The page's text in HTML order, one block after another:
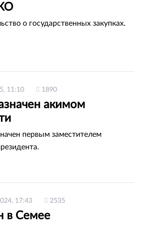
о государственных закупках.
11:10 1890
акимом
первым заместителем
17:43 2535
в Семее